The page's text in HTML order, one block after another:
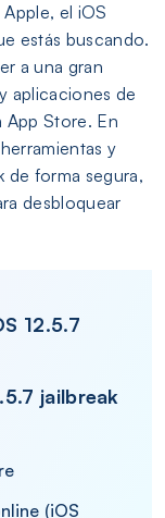
el iOS
estás buscando.
a una gran
aplicaciones de
App Store. En
y
de forma segura,
desbloquear
12.5.7
jailbreak
(iOS